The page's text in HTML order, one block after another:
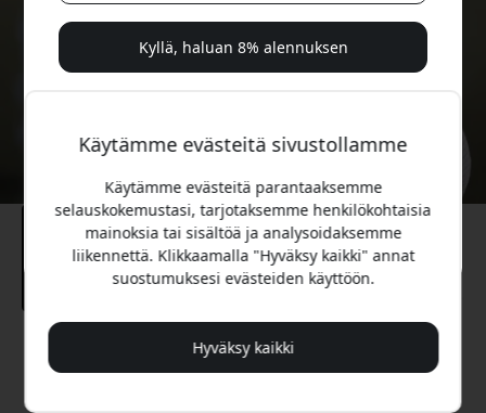
Suositeltava hinta
34.99 EUR
Käytämme evästeitä sivustollamme
Käytämme evästeitä parantaaksemme
selauskokemustasi, tarjotaksemme henkilökohtaisia
mainoksia tai sisältöä ja analysoidaksemme
liikennettä. Klikkaamalla "Hyväksy kaikki" annat
suostumuksesi evästeiden käyttöön.
Hyväksy kaikki
Kyllä, haluan 8% alennuksen
sarjat ja erikoistarjoukset.
Ei, maksan mieluummin täyden hinnan.